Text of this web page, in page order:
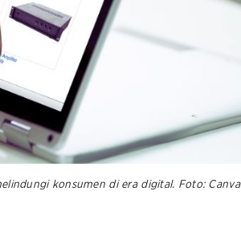
konsumen di era digital. Foto: Canva